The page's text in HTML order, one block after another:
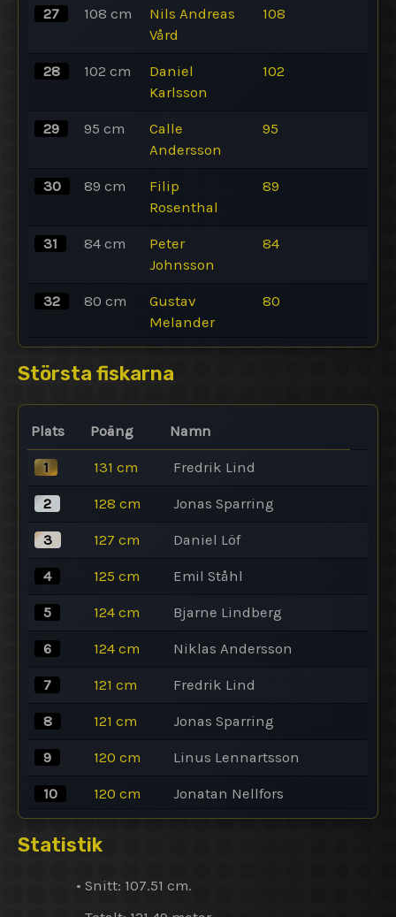
27 108 cm
Nils Andreas
Vård
108
28 102 cm
Daniel
Karlsson
102
29 95 cm
Calle
Andersson
95
30 89 cm
Filip
Rosenthal
89
31 84 cm
Peter
Johnsson
84
32 80 cm
Gustav
Melander
80
Största fiskarna
Plats Poäng Namn
1 131 cm Fredrik Lind
2 128 cm Jonas Sparring
3 127 cm Daniel Löf
4 125 cm Emil Ståhl
5 124 cm Bjarne Lindberg
6 124 cm Niklas Andersson
7 121 cm Fredrik Lind
8 121 cm Jonas Sparring
9 120 cm Linus Lennartsson
10 120 cm Jonatan Nellfors
Statistik
• Snitt: 107.51 cm.